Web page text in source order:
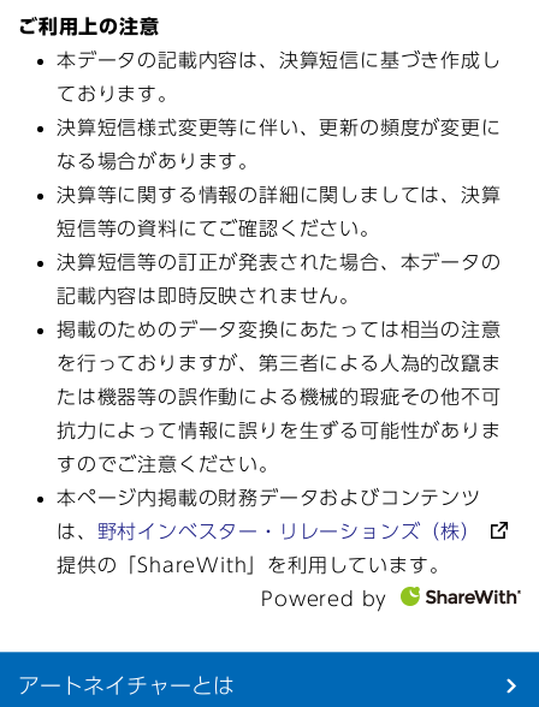
ご利用上の注意
本データの記載内容は、決算短信に基づき作成し
ております。
決算短信様式変更等に伴い、更新の頻度が変更に
なる場合があります。
決算等に関する情報の詳細に関しましては、決算
短信等の資料にてご確認ください。
決算短信等の訂正が発表された場合、本データの
記載内容は即時反映されません。
掲載のためのデータ変換にあたっては相当の注意
を行っておりますが、第三者による人為的改竄ま
たは機器等の誤作動による機械的瑕疵その他不可
抗力によって情報に誤りを生ずる可能性がありま
すのでご注意ください。
本ページ内掲載の財務データおよびコンテンツ
は、 野村インベスター・リレーションズ（株）
提供の「ShareWith」を利用しています。
Powered by
アートネイチャーとは